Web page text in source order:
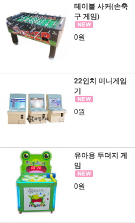
테이블 사커(손축
구 게임)
0원
22인치 미니게임
기
0원
유아용 두더지 게
임
0원